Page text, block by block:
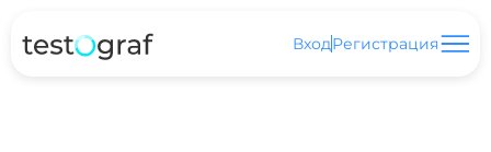
ВходРегистрация